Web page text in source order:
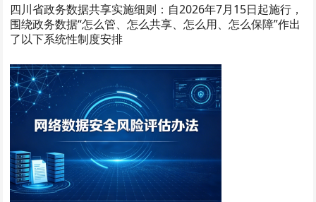
四川省政务数据共享实施细则：自2026年7月15日起施行，
围绕政务数据“怎么管、怎么共享、怎么用、怎么保障”作出
了以下系统性制度安排